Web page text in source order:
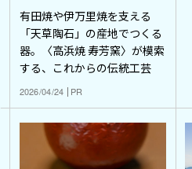
有田焼や伊万里焼を支える
「天草陶石」の産地でつくる
器。〈高浜焼 寿芳窯〉が模索
する、これからの伝統工芸
2026/04/24 PR